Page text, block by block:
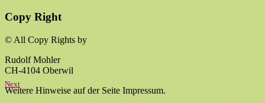
Copy Right
© All Copy Rights by
Rudolf Mohler
CH-4104 Oberwil
Weitere Hinweise auf der Seite Impressum.
Next